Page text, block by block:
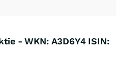
- WKN: A3D6Y4 ISIN: